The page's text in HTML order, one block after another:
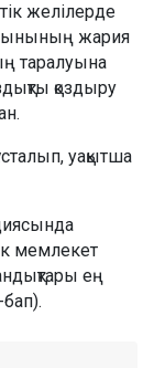
желілерде
жария
таралуына
қоздыру
ұсталып, уақытша
мемлекет
ең